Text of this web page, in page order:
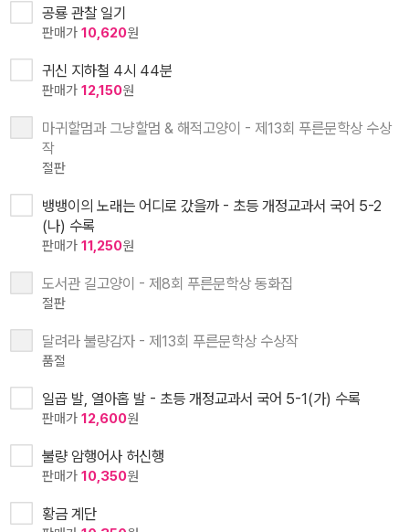
공룡 관찰 일기
판매가 10,620원
귀신 지하철 4시 44분
판매가 12,150원
마귀할멈과 그냥할멈 & 해적고양이 - 제13회 푸른문학상 수상
작
절판
뱅뱅이의 노래는 어디로 갔을까 - 초등 개정교과서 국어 5-2
(나) 수록
판매가 11,250원
도서관 길고양이 - 제8회 푸른문학상 동화집
절판
달려라 불량감자 - 제13회 푸른문학상 수상작
품절
일곱 발, 열아홉 발 - 초등 개정교과서 국어 5-1(가) 수록
판매가 12,600원
불량 암행어사 허신행
판매가 10,350원
황금 계단